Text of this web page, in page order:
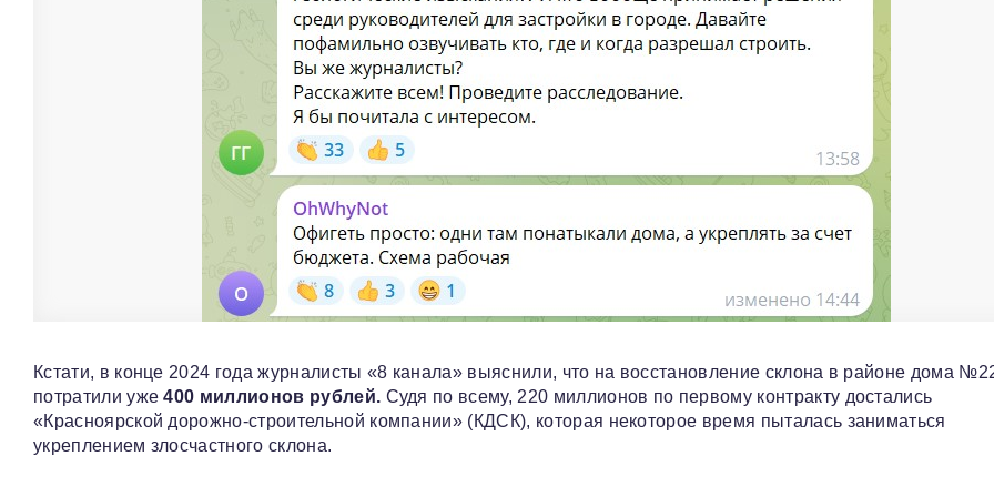
Кстати, в конце 2024 года журналисты «8 канала» выяснили, что на восстановление склона в районе дома
потратили уже400 миллионов рублей. Судя по всему, 220 миллионов по первому контракту достались
«Красноярской дорожно-строительной компании» (КДСК), которая некоторое время пыталась заниматься
укреплением злосчастного склона.